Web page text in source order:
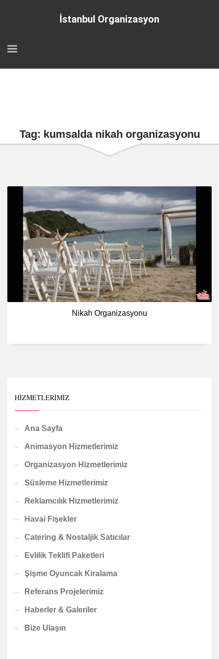
İstanbul Organizasyon
Tag: kumsalda nikah organizasyonu
Nikah Organizasyonu
HIZMETLERIMIZ
Ana Sayfa
Animasyon Hizmetlerimiz
Organizasyon Hizmetlerimiz
Süsleme Hizmetlerimiz
Reklamcılık Hizmetlerimiz
Havai Fişekler
Catering & Nostaljik Satıcılar
Evlilik Teklifi Paketleri
Şişme Oyuncak Kiralama
Referans Projelerimiz
Haberler & Galeriler
Bize Ulaşın